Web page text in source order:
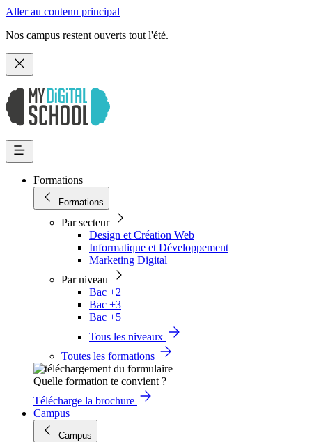
Aller au contenu principal
Nos campus restent ouverts tout l'été.
Formations
Formations
Par secteur
Design et Création Web
Informatique et Développement
Marketing Digital
Par niveau
Bac +2
Bac +3
Bac +5
Tous les niveaux
Toutes les formations
Quelle formation te convient ?
Télécharge la brochure
Campus
Campus